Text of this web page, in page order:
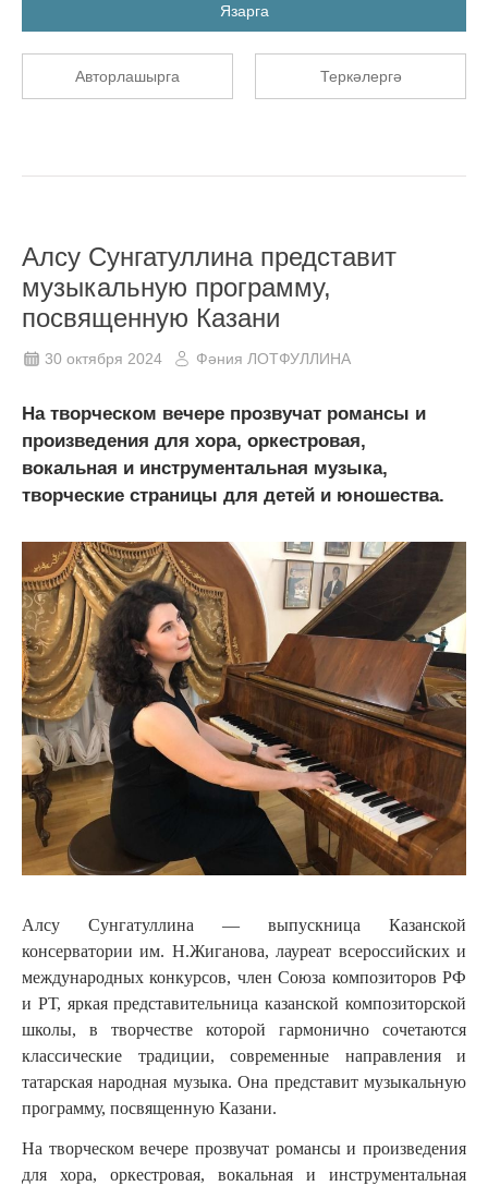
Язарга
Авторлашырга Теркәлергә
Алсу Сунгатуллина представит
музыкальную программу,
посвященную Казани
30 октября 2024 Фәния ЛОТФУЛЛИНА
На творческом вечере прозвучат романсы и
произведения для хора, оркестровая,
вокальная и инструментальная музыка,
творческие страницы для детей и юношества.
Алсу Сунгатуллина — выпускница Казанской
консерватории им. Н.Жиганова, лауреат всероссийских и
международных конкурсов, член Союза композиторов РФ
и РТ, яркая представительница казанской композиторской
школы, в творчестве которой гармонично сочетаются
классические традиции, современные направления и
татарская народная музыка. Она представит музыкальную
программу, посвященную Казани.
На творческом вечере прозвучат романсы и произведения
для хора, оркестровая, вокальная и инструментальная